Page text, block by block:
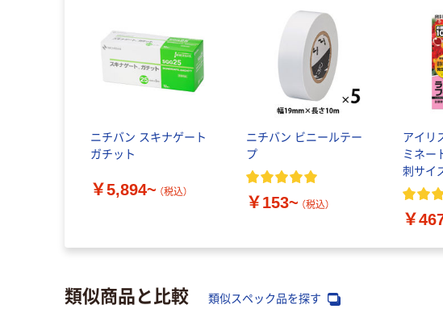
ニチバン スキナゲート
ガチット
￥5,894~ （税込）
ニチバン ビニールテー
プ
￥153~ （税込）
アイリ
ミネー
刺サイ
100～
￥
類似商品と比較 類似スペック品を探す